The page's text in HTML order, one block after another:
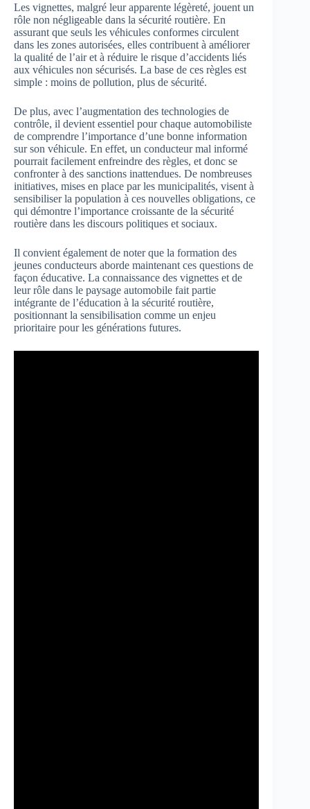
Les vignettes, malgré leur apparente légèreté, jouent un
rôle non négligeable dans la sécurité routière. En
assurant que seuls les véhicules conformes circulent
dans les zones autorisées, elles contribuent à améliorer
la qualité de l’air et à réduire le risque d’accidents liés
aux véhicules non sécurisés. La base de ces règles est
simple : moins de pollution, plus de sécurité.
De plus, avec l’augmentation des technologies de
contrôle, il devient essentiel pour chaque automobiliste
de comprendre l’importance d’une bonne information
sur son véhicule. En effet, un conducteur mal informé
pourrait facilement enfreindre des règles, et donc se
confronter à des sanctions inattendues. De nombreuses
initiatives, mises en place par les municipalités, visent à
sensibiliser la population à ces nouvelles obligations, ce
qui démontre l’importance croissante de la sécurité
routière dans les discours politiques et sociaux.
Il convient également de noter que la formation des
jeunes conducteurs aborde maintenant ces questions de
façon éducative. La connaissance des vignettes et de
leur rôle dans le paysage automobile fait partie
intégrante de l’éducation à la sécurité routière,
positionnant la sensibilisation comme un enjeu
prioritaire pour les générations futures.